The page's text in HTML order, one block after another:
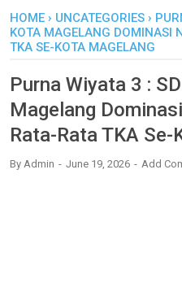
HOME › UNCATEGORIES ›
KOTA MAGELANG DOMINASI
TKA SE-KOTA MAGELANG
Purna Wiyata 3 :
Magelang
Rata-Rata TKA
By Admin June 19, 2026 Add